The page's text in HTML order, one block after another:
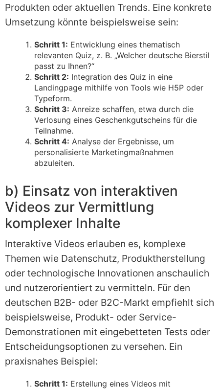
Produkten oder aktuellen Trends. Eine konkrete
Umsetzung könnte beispielsweise sein:
Schritt 1: Entwicklung eines thematisch
relevanten Quiz, z. B. „Welcher deutsche Bierstil
passt zu Ihnen?“
Schritt 2: Integration des Quiz in eine
Landingpage mithilfe von Tools wie H5P oder
Typeform.
Schritt 3: Anreize schaffen, etwa durch die
Verlosung eines Geschenkgutscheins für die
Teilnahme.
Schritt 4: Analyse der Ergebnisse, um
personalisierte Marketingmaßnahmen
abzuleiten.
b) Einsatz von interaktiven
Videos zur Vermittlung
komplexer Inhalte
Interaktive Videos erlauben es, komplexe
Themen wie Datenschutz, Produktherstellung
oder technologische Innovationen anschaulich
und nutzerorientiert zu vermitteln. Für den
deutschen B2B- oder B2C-Markt empfiehlt sich
beispielsweise, Produkt- oder Service-
Demonstrationen mit eingebetteten Tests oder
Entscheidungsoptionen zu versehen. Ein
praxisnahes Beispiel:
Schritt 1: Erstellung eines Videos mit